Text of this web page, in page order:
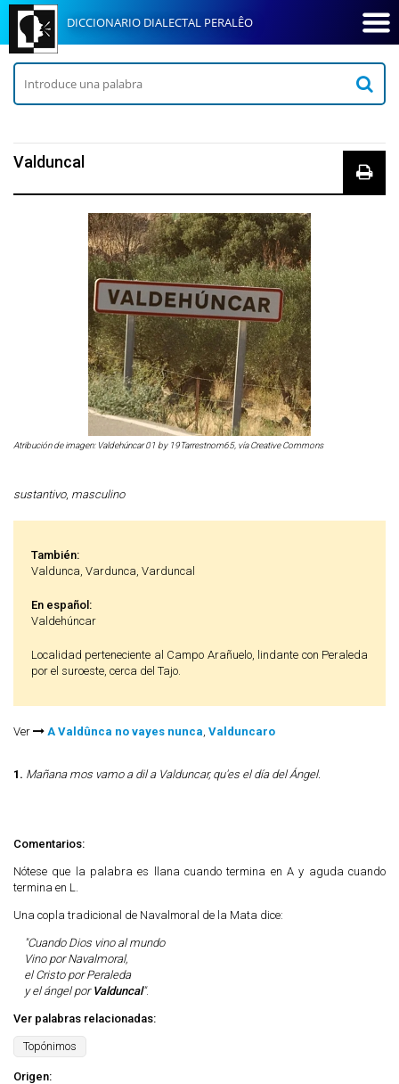
DICCIONARIO DIALECTAL PERALÊO
Valduncal
Atribución de imagen: Valdehúncar 01 by 19Tarrestnom65, vía Creative Commons
sustantivo, masculino
También:
Valdunca, Vardunca, Varduncal
En español:
Valdehúncar
Localidad perteneciente al Campo Arañuelo, lindante con Peraleda
por el suroeste, cerca del Tajo.
Ver A Valdûnca no vayes nunca, Valduncaro
1. Mañana mos vamo a dil a Valduncar, qu'es el día del Ángel.
Comentarios:
Nótese que la palabra es llana cuando termina en A y aguda cuando
termina en L.
Una copla tradicional de Navalmoral de la Mata dice:
"Cuando Dios vino al mundo
Vino por Navalmoral,
el Cristo por Peraleda
y el ángel por Valduncal".
Ver palabras relacionadas:
Topónimos
Origen: